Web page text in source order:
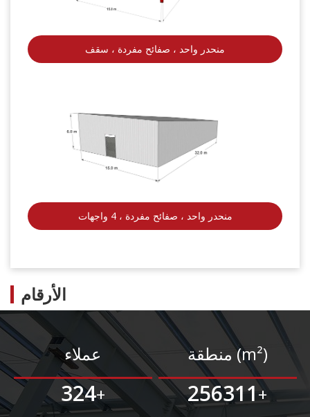
منحدر واحد ، صفائح مفردة ، سقف
منحدر واحد ، صفائح مفردة ، 4 واجهات
الأرقام
عملاء
324+
منطقة (m²)
256311+